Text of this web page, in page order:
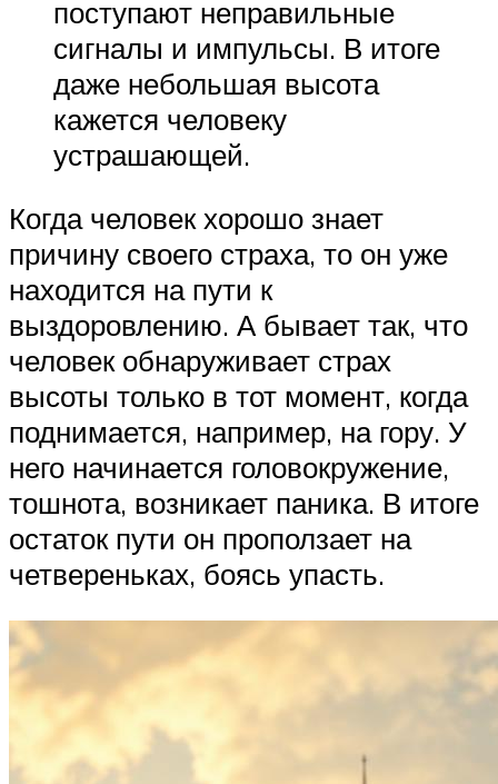
поступают неправильные
сигналы и импульсы. В итоге
даже небольшая высота
кажется человеку
устрашающей.
Когда человек хорошо знает
причину своего страха, то он уже
находится на пути к
выздоровлению. А бывает так, что
человек обнаруживает страх
высоты только в тот момент, когда
поднимается, например, на гору. У
него начинается головокружение,
тошнота, возникает паника. В итоге
остаток пути он проползает на
четвереньках, боясь упасть.